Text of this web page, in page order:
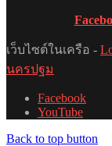
เว็บไซต์ในเครือ -
นครปฐม
Facebook
YouTube
Back to top button